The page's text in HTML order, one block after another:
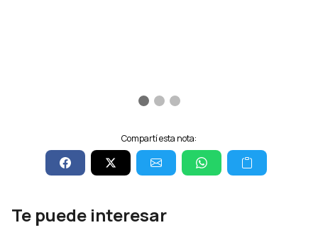
Compartí esta nota:
Te puede interesar